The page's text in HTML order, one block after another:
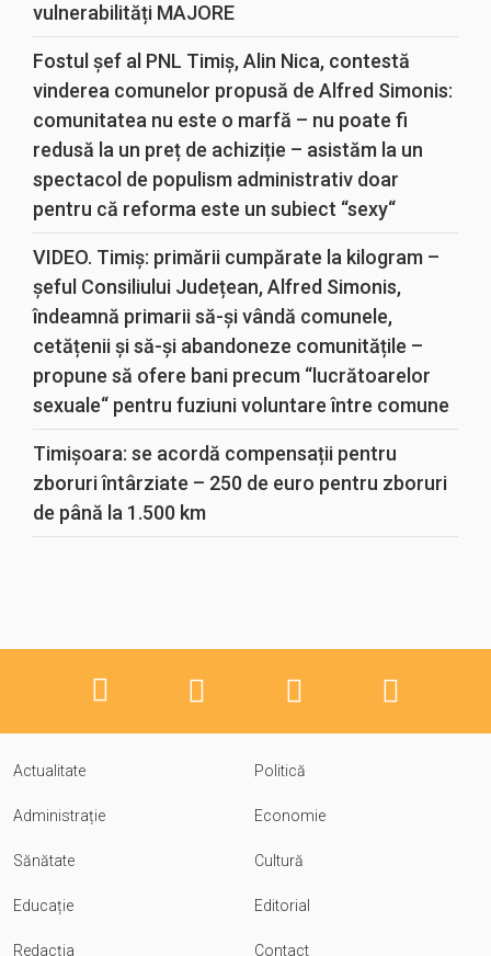
vulnerabilități MAJORE
Fostul șef al PNL Timiș, Alin Nica, contestă
vinderea comunelor propusă de Alfred Simonis:
comunitatea nu este o marfă – nu poate fi
redusă la un preț de achiziție – asistăm la un
spectacol de populism administrativ doar
pentru că reforma este un subiect “sexy“
VIDEO. Timiș: primării cumpărate la kilogram –
șeful Consiliului Județean, Alfred Simonis,
îndeamnă primarii să-și vândă comunele,
cetățenii și să-și abandoneze comunitățile –
propune să ofere bani precum “lucrătoarelor
sexuale“ pentru fuziuni voluntare între comune
Timișoara: se acordă compensații pentru
zboruri întârziate – 250 de euro pentru zboruri
de până la 1.500 km
Actualitate Politică
Administrație Economie
Sănătate Cultură
Educație Editorial
Redacția Contact